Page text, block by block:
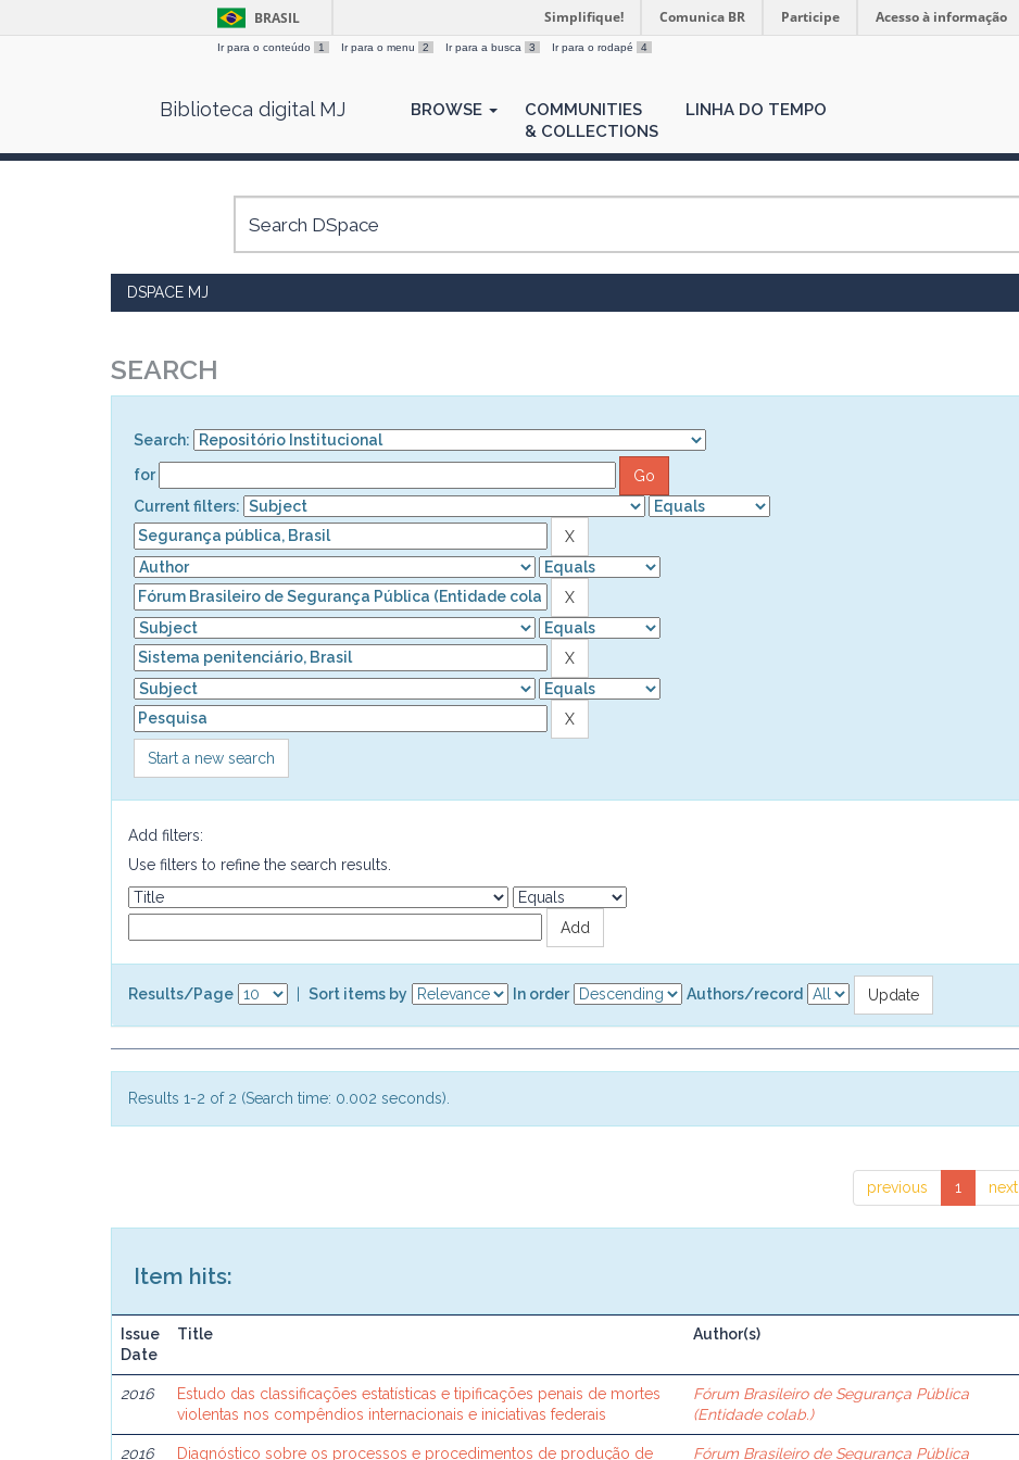
BRASIL Simplifique! Comunica BR Participe Acesso à informação
Ir para o conteúdo 1 Ir para o menu 2 Ir para a busca 3 Ir para o rodapé 4
Biblioteca digital MJ BROWSE
COMMUNITIES
& COLLECTIONS
LINHA DO TEMPO
DSPACE MJ
SEARCH
Search:
for
Current filters:
Start a new search
Add filters:
Use filters to refine the search results.
Results/Page Sort items by In order Authors/record
Results 1-2 of 2 (Search time: 0.002 seconds).
previous 1 next
Item hits:
Issue
Date
Title Author(s)
2016
Estudo das classificações estatísticas e tipificações penais de mortes
violentas nos compêndios internacionais e iniciativas federais
Fórum Brasileiro de Segurança Pública
(Entidade colab.)
2016 Diagnóstico sobre os processos e procedimentos de produção de Fórum Brasileiro de Segurança Pública